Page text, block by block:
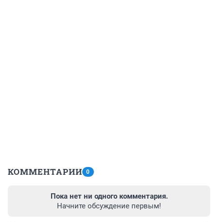
КОММЕНТАРИИ 0
Пока нет ни одного комментария.
Начните обсуждение первым!